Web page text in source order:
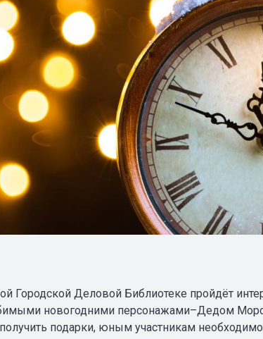
Городской Деловой Библиотеке пройдёт
новогодними персонажами–Дедом
подарки, юным участникам